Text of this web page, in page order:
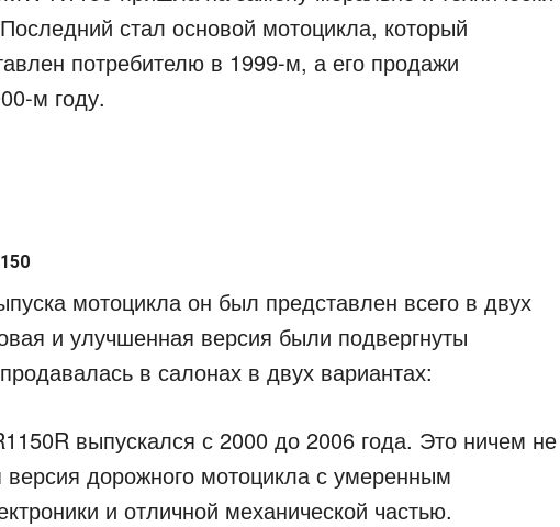
стал основой мотоцикла, который
потребителю в 1999-м, а его продажи
м году.
мотоцикла он был представлен всего в двух
и улучшенная версия были подвергнуты
в салонах в двух вариантах:
выпускался с 2000 до 2006 года. Это ничем не
версия дорожного мотоцикла с умеренным
и отличной механической частью.